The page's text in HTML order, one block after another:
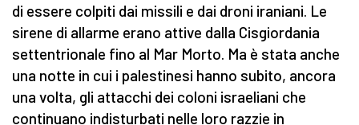
di essere colpiti dai missili e dai droni iraniani. Le
sirene di allarme erano attive dalla Cisgiordania
settentrionale fino al Mar Morto. Ma è stata anche
una notte in cui i palestinesi hanno subito, ancora
una volta, gli attacchi dei coloni israeliani che
continuano indisturbati nelle loro razzie in